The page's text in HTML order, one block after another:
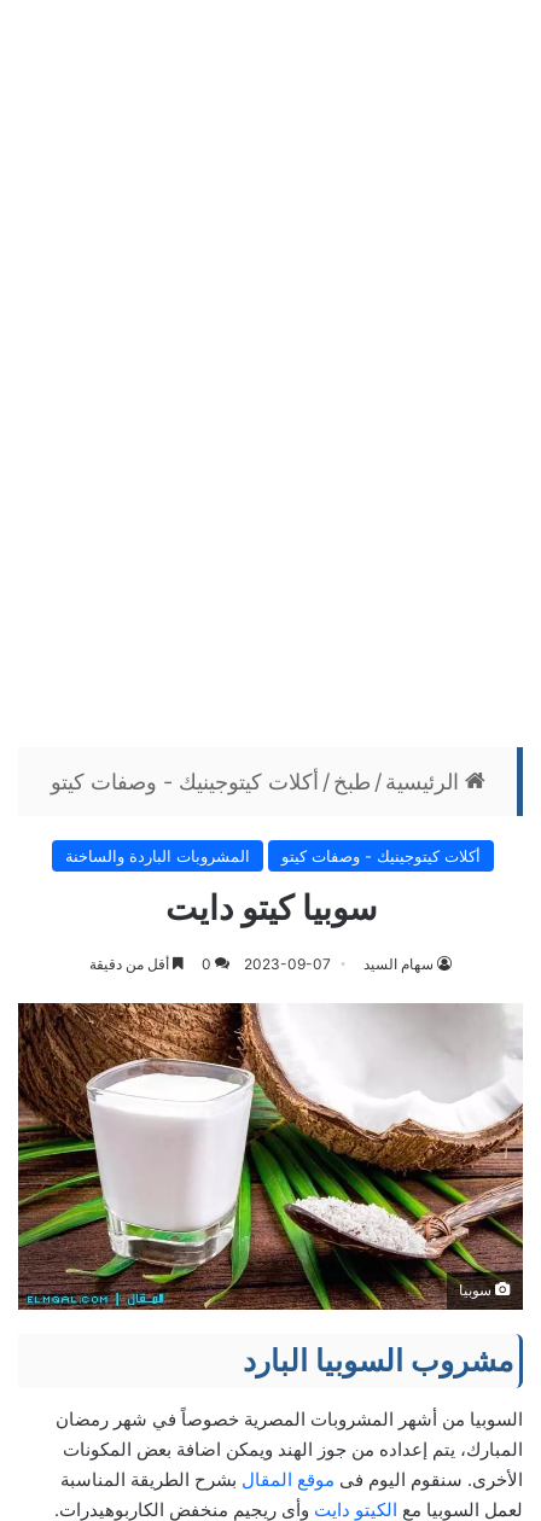
الرئيسية / طبخ / أكلات كيتوجينيك - وصفات كيتو
أكلات كيتوجينيك - وصفات كيتو المشروبات الباردة والساخنة
سوبيا كيتو دايت
سهام السيد 2023-09-07
0 أقل من دقيقة
سوبيا
مشروب السوبيا البارد
السوبيا من أشهر المشروبات المصرية خصوصاً في شهر رمضان
المبارك، يتم إعداده من جوز الهند ويمكن اضافة بعض المكونات
الأخرى. سنقوم اليوم فى موقع المقال بشرح الطريقة المناسبة
لعمل السوبيا مع الكيتو دايت وأى ريجيم منخفض الكاربوهيدرات.